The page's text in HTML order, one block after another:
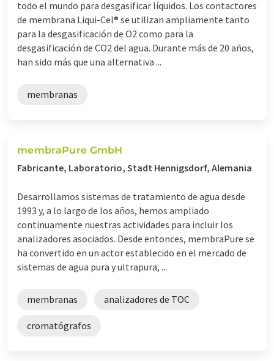
todo el mundo para desgasificar líquidos. Los contactores
de membrana Liqui-Cel® se utilizan ampliamente tanto
para la desgasificación de O2 como para la
desgasificación de CO2 del agua. Durante más de 20 años,
han sido más que una alternativa ...
membranas
membraPure GmbH
Fabricante, Laboratorio, Stadt Hennigsdorf, Alemania
Desarrollamos sistemas de tratamiento de agua desde
1993 y, a lo largo de los años, hemos ampliado
continuamente nuestras actividades para incluir los
analizadores asociados. Desde entonces, membraPure se
ha convertido en un actor establecido en el mercado de
sistemas de agua pura y ultrapura, ...
membranas analizadores de TOC
cromatógrafos